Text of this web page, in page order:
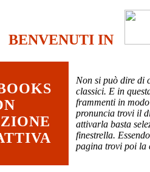
BENVENUTI IN
Non si può dire di
classici. E in
frammenti in
pronuncia trovi il
attivarla basta
finestrella.
pagina trovi poi la